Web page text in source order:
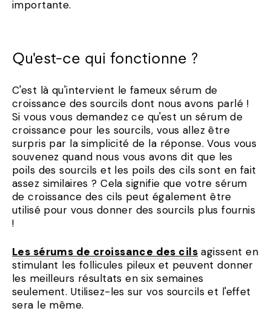
importante.
Qu'est-ce qui fonctionne ?
C'est là qu'intervient le fameux sérum de
croissance des sourcils dont nous avons parlé !
Si vous vous demandez ce qu'est un sérum de
croissance pour les sourcils, vous allez être
surpris par la simplicité de la réponse. Vous vous
souvenez quand nous vous avons dit que les
poils des sourcils et les poils des cils sont en fait
assez similaires ? Cela signifie que votre sérum
de croissance des cils peut également être
utilisé pour vous donner des sourcils plus fournis
!
Les sérums de croissance des cils agissent en
stimulant les follicules pileux et peuvent donner
les meilleurs résultats en six semaines
seulement. Utilisez-les sur vos sourcils et l'effet
sera le même.